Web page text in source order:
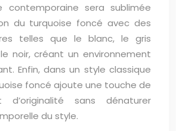
contemporaine sera sublimée
du turquoise foncé avec des
telles que le blanc, le gris
noir, créant un environnement
Enfin, dans un style classique
foncé ajoute une touche de
sans dénaturer
du style.